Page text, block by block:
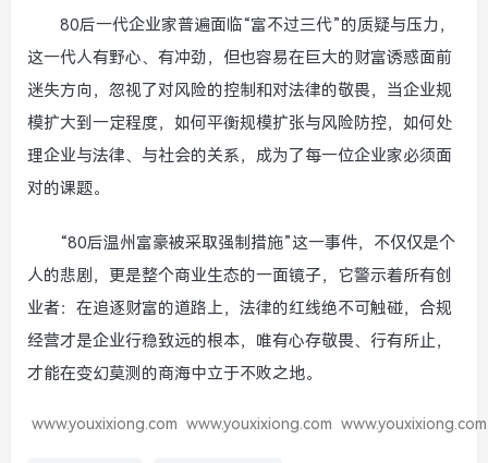
80后一代企业家普遍面临“富不过三代”的质疑与压力，
这一代人有野心、有冲劲，但也容易在巨大的财富诱惑面前
迷失方向，忽视了对风险的控制和对法律的敬畏，当企业规
模扩大到一定程度，如何平衡规模扩张与风险防控，如何处
理企业与法律、与社会的关系，成为了每一位企业家必须面
对的课题。
“80后温州富豪被采取强制措施”这一事件，不仅仅是个
人的悲剧，更是整个商业生态的一面镜子，它警示着所有创
业者：在追逐财富的道路上，法律的红线绝不可触碰，合规
经营才是企业行稳致远的根本，唯有心存敬畏、行有所止，
才能在变幻莫测的商海中立于不败之地。
www.youxixiong.com www.youxixiong.com www.youxixiong.com